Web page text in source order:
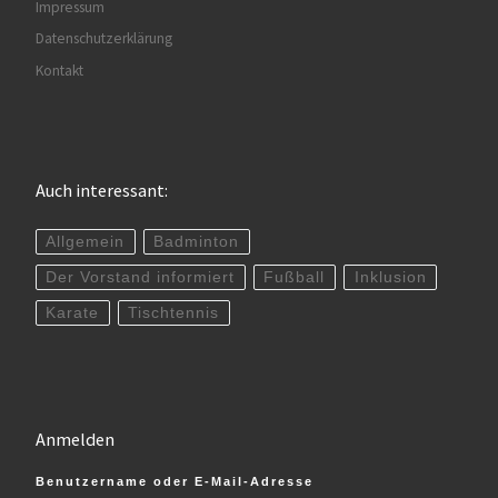
Impressum
Datenschutzerklärung
Kontakt
Auch interessant:
Allgemein Badminton
Der Vorstand informiert Fußball Inklusion
Karate Tischtennis
Anmelden
Benutzername oder E-Mail-Adresse